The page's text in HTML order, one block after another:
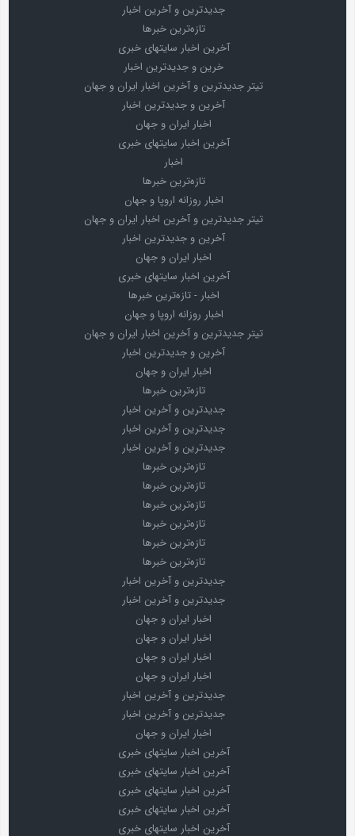
جدیدترین و آخرین اخبار
تازه‌ترین خبرها
آخرین اخبار سایتهای خبری
خرین و جدیدترین اخبار
تیتر جدیدترین و آخرین اخبار ایران و جهان
آخرین و جدیدترین اخبار
اخبار ایران و جهان
آخرین اخبار سایتهای خبری
اخبار
تازه‌ترین خبرها
اخبار روزانه اروپا و جهان
تیتر جدیدترین و آخرین اخبار ایران و جهان
آخرین و جدیدترین اخبار
اخبار ایران و جهان
آخرین اخبار سایتهای خبری
اخبار - تازه‌ترین خبرها
اخبار روزانه اروپا و جهان
تیتر جدیدترین و آخرین اخبار ایران و جهان
آخرین و جدیدترین اخبار
اخبار ایران و جهان
تازه‌ترین خبرها
جدیدترین و آخرین اخبار
جدیدترین و آخرین اخبار
جدیدترین و آخرین اخبار
تازه‌ترین خبرها
تازه‌ترین خبرها
تازه‌ترین خبرها
تازه‌ترین خبرها
تازه‌ترین خبرها
تازه‌ترین خبرها
جدیدترین و آخرین اخبار
جدیدترین و آخرین اخبار
اخبار ایران و جهان
اخبار ایران و جهان
اخبار ایران و جهان
اخبار ایران و جهان
جدیدترین و آخرین اخبار
جدیدترین و آخرین اخبار
اخبار ایران و جهان
آخرین اخبار سایتهای خبری
آخرین اخبار سایتهای خبری
آخرین اخبار سایتهای خبری
آخرین اخبار سایتهای خبری
آخرین اخبار سایتهای خبری